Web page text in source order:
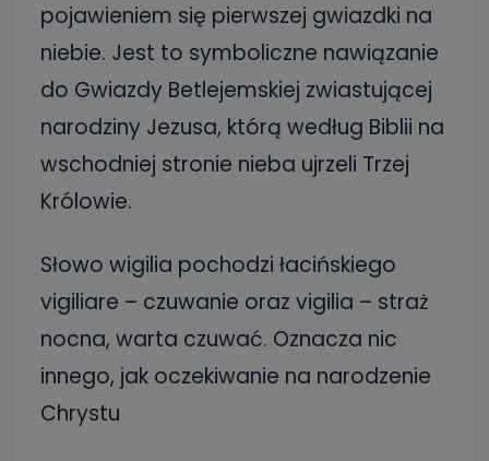
pojawieniem się pierwszej gwiazdki na
niebie. Jest to symboliczne nawiązanie
do Gwiazdy Betlejemskiej zwiastującej
narodziny Jezusa, którą według Biblii na
wschodniej stronie nieba ujrzeli Trzej
Królowie.
Słowo wigilia pochodzi łacińskiego
vigiliare – czuwanie oraz vigilia – straż
nocna, warta czuwać. Oznacza nic
innego, jak oczekiwanie na narodzenie
Chrystu